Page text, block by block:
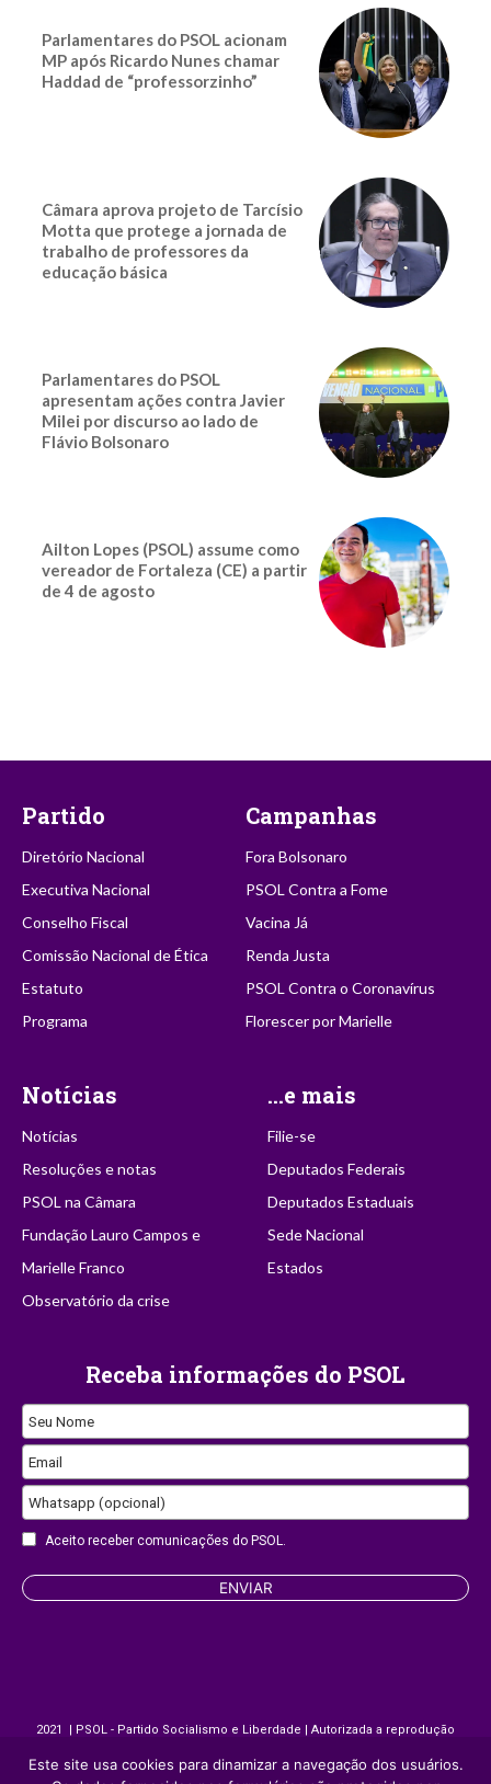
Parlamentares do PSOL acionam
MP após Ricardo Nunes chamar
Haddad de “professorzinho”
Câmara aprova projeto de Tarcísio
Motta que protege a jornada de
trabalho de professores da
educação básica
Parlamentares do PSOL
apresentam ações contra Javier
Milei por discurso ao lado de
Flávio Bolsonaro
Ailton Lopes (PSOL) assume como
vereador de Fortaleza (CE) a partir
de 4 de agosto
Partido
Diretório Nacional
Executiva Nacional
Conselho Fiscal
Comissão Nacional de Ética
Estatuto
Programa
Campanhas
Fora Bolsonaro
PSOL Contra a Fome
Vacina Já
Renda Justa
PSOL Contra o Coronavírus
Florescer por Marielle
Notícias
Notícias
Resoluções e notas
PSOL na Câmara
Fundação Lauro Campos e
Marielle Franco
Observatório da crise
...e mais
Filie-se
Deputados Federais
Deputados Estaduais
Sede Nacional
Estados
Receba informações do PSOL
Seu Nome
Email
Whatsapp (opcional)
EmailAceito receber comunicações do PSOL.
ENVIAR
2021 | PSOL - Partido Socialismo e Liberdade | Autorizada a reprodução
desde que citada a fonte.
Este site usa cookies para dinamizar a navegação dos usuários.